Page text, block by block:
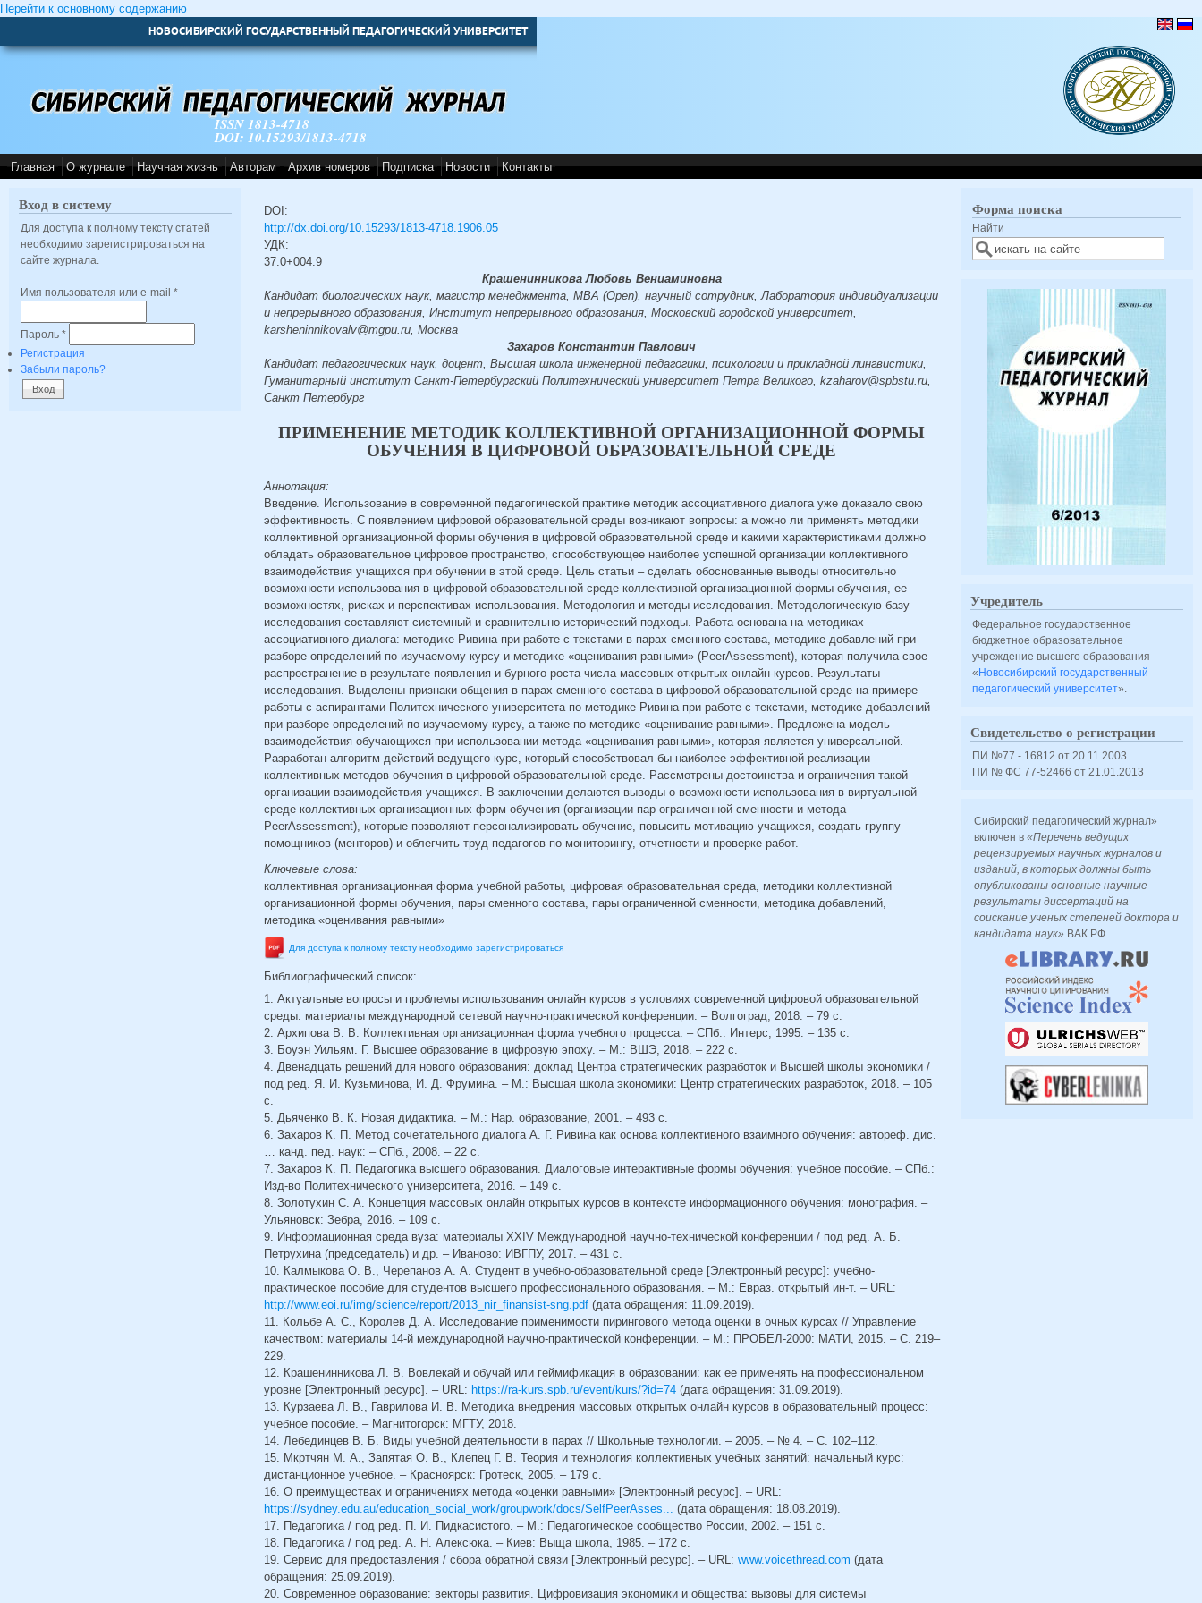
Перейти к основному содержанию
НОВОСИБИРСКИЙ ГОСУДАРСТВЕННЫЙ ПЕДАГОГИЧЕСКИЙ УНИВЕРСИТЕТ
ISSN 1813-4718
DOI: 10.15293/1813-4718
Главная О журнале Научная жизнь Авторам Архив номеров Подписка Новости Контакты
Вход в систему
Для доступа к полному тексту статей
необходимо зарегистрироваться на
сайте журнала.
Имя пользователя или e-mail *
Пароль *
Регистрация
Забыли пароль?
DOI:
http://dx.doi.org/10.15293/1813-4718.1906.05
УДК:
37.0+004.9
Крашенинникова Любовь Вениаминовна
Кандидат биологических наук, магистр менеджмента, MBA (Open), научный сотрудник, Лаборатория индивидуализации
и непрерывного образования, Институт непрерывного образования, Московский городской университет,
karsheninnikovalv@mgpu.ru, Москва
Захаров Константин Павлович
Кандидат педагогических наук, доцент, Высшая школа инженерной педагогики, психологии и прикладной лингвистики,
Гуманитарный институт Санкт-Петербургский Политехнический университет Петра Великого, kzaharov@spbstu.ru,
Санкт Петербург
ПРИМЕНЕНИЕ МЕТОДИК КОЛЛЕКТИВНОЙ ОРГАНИЗАЦИОННОЙ ФОРМЫ
ОБУЧЕНИЯ В ЦИФРОВОЙ ОБРАЗОВАТЕЛЬНОЙ СРЕДЕ
Аннотация:
Введение. Использование в современной педагогической практике методик ассоциативного диалога уже доказало свою
эффективность. С появлением цифровой образовательной среды возникают вопросы: а можно ли применять методики
коллективной организационной формы обучения в цифровой образовательной среде и какими характеристиками должно
обладать образовательное цифровое пространство, способствующее наиболее успешной организации коллективного
взаимодействия учащихся при обучении в этой среде. Цель статьи – сделать обоснованные выводы относительно
возможности использования в цифровой образовательной среде коллективной организационной формы обучения, ее
возможностях, рисках и перспективах использования. Методология и методы исследования. Методологическую базу
исследования составляют системный и сравнительно-исторический подходы. Работа основана на методиках
ассоциативного диалога: методике Ривина при работе с текстами в парах сменного состава, методике добавлений при
разборе определений по изучаемому курсу и методике «оценивания равными» (PeerAssessment), которая получила свое
распространение в результате появления и бурного роста числа массовых открытых онлайн-курсов. Результаты
исследования. Выделены признаки общения в парах сменного состава в цифровой образовательной среде на примере
работы с аспирантами Политехнического университета по методике Ривина при работе с текстами, методике добавлений
при разборе определений по изучаемому курсу, а также по методике «оценивание равными». Предложена модель
взаимодействия обучающихся при использовании метода «оценивания равными», которая является универсальной.
Разработан алгоритм действий ведущего курс, который способствовал бы наиболее эффективной реализации
коллективных методов обучения в цифровой образовательной среде. Рассмотрены достоинства и ограничения такой
организации взаимодействия учащихся. В заключении делаются выводы о возможности использования в виртуальной
среде коллективных организационных форм обучения (организации пар ограниченной сменности и метода
PeerAssessment), которые позволяют персонализировать обучение, повысить мотивацию учащихся, создать группу
помощников (менторов) и облегчить труд педагогов по мониторингу, отчетности и проверке работ.
Ключевые слова:
коллективная организационная форма учебной работы, цифровая образовательная среда, методики коллективной
организационной формы обучения, пары сменного состава, пары ограниченной сменности, методика добавлений,
методика «оценивания равными»
Для доступа к полному тексту необходимо зарегистрироваться
Библиографический список:
1. Актуальные вопросы и проблемы использования онлайн курсов в условиях современной цифровой образовательной
среды: материалы международной сетевой научно-практической конференции. – Волгоград, 2018. – 79 с.
2. Архипова В. В. Коллективная организационная форма учебного процесса. – СПб.: Интерс, 1995. – 135 с.
3. Боуэн Уильям. Г. Высшее образование в цифровую эпоху. – М.: ВШЭ, 2018. – 222 с.
4. Двенадцать решений для нового образования: доклад Центра стратегических разработок и Высшей школы экономики /
под ред. Я. И. Кузьминова, И. Д. Фрумина. – М.: Высшая школа экономики: Центр стратегических разработок, 2018. – 105
с.
5. Дьяченко В. К. Новая дидактика. – М.: Нар. образование, 2001. – 493 с.
6. Захаров К. П. Метод сочетательного диалога А. Г. Ривина как основа коллективного взаимного обучения: автореф. дис.
… канд. пед. наук: – СПб., 2008. – 22 с.
7. Захаров К. П. Педагогика высшего образования. Диалоговые интерактивные формы обучения: учебное пособие. – СПб.:
Изд-во Политехнического университета, 2016. – 149 с.
8. Золотухин С. А. Концепция массовых онлайн открытых курсов в контексте информационного обучения: монография. –
Ульяновск: Зебра, 2016. – 109 с.
9. Информационная среда вуза: материалы XXIV Международной научно-технической конференции / под ред. А. Б.
Петрухина (председатель) и др. – Иваново: ИВГПУ, 2017. – 431 с.
10. Калмыкова О. В., Черепанов А. А. Студент в учебно-образовательной среде [Электронный ресурс]: учебно-
практическое пособие для студентов высшего профессионального образования. – М.: Евраз. открытый ин-т. – URL:
http://www.eoi.ru/img/science/report/2013_nir_finansist-sng.pdf(дата обращения: 11.09.2019).
11. Кольбе А. С., Королев Д. А. Исследование применимости пирингового метода оценки в очных курсах // Управление
качеством: материалы 14-й международной научно-практической конференции. – М.: ПРОБЕЛ-2000: МАТИ, 2015. – С. 219–
229.
12. Крашенинникова Л. В. Вовлекай и обучай или геймификация в образовании: как ее применять на профессиональном
уровне [Электронный ресурс]. – URL: https://ra-kurs.spb.ru/event/kurs/?id=74(дата обращения: 31.09.2019).
13. Курзаева Л. В., Гаврилова И. В. Методика внедрения массовых открытых онлайн курсов в образовательный процесс:
учебное пособие. – Магнитогорск: МГТУ, 2018.
14. Лебединцев В. Б. Виды учебной деятельности в парах // Школьные технологии. – 2005. – № 4. – С. 102–112.
15. Мкртчян М. А., Запятая О. В., Клепец Г. В. Теория и технология коллективных учебных занятий: начальный курс:
дистанционное учебное. – Красноярск: Гротеск, 2005. – 179 с.
16. О преимуществах и ограничениях метода «оценки равными» [Электронный ресурс]. – URL:
https://sydney.edu.au/education_social_work/groupwork/docs/SelfPeerAsses... (дата обращения: 18.08.2019).
17. Педагогика / под ред. П. И. Пидкасистого. – М.: Педагогическое сообщество России, 2002. – 151 с.
18. Педагогика / под ред. А. Н. Алексюка. – Киев: Выща школа, 1985. – 172 с.
19. Сервис для предоставления / сбора обратной связи [Электронный ресурс]. – URL: www.voicethread.com (дата
обращения: 25.09.2019).
20. Современное образование: векторы развития. Цифровизация экономики и общества: вызовы для системы
Форма поиска
Найти
Учредитель
Федеральное государственное
бюджетное образовательное
учреждение высшего образования
«Новосибирский государственный
педагогический университет».
Свидетельство о регистрации
ПИ №77 - 16812 от 20.11.2003
ПИ № ФС 77-52466 от 21.01.2013
Сибирский педагогический журнал»
включен в«Перечень ведущих
рецензируемых научных журналов и
изданий, в которых должны быть
опубликованы основные научные
результаты диссертаций на
соискание ученых степеней доктора и
кандидата наук» ВАК РФ.